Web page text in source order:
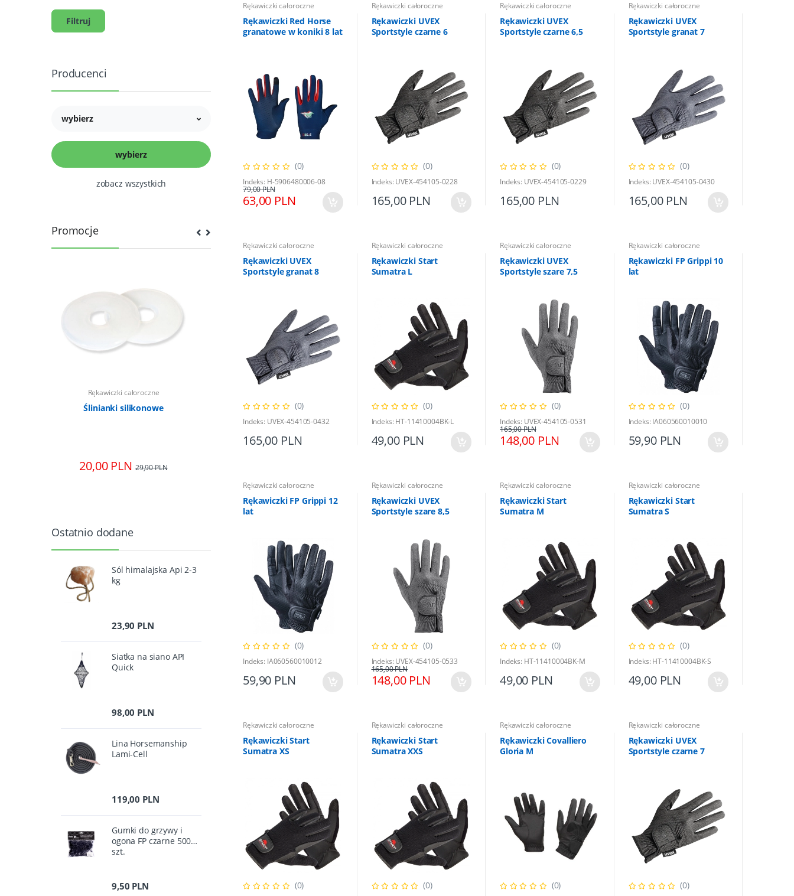
Filtruj
Producenci
wybierz
zobacz wszystkich
Promocje
Rękawiczki całoroczne
Ślinianki silikonowe
20,00 PLN 29,90 PLN
Rękawiczki UVEX Sportstyle szare
7,5
Rękawiczki całoroczne
Bryczesy Horze Grand Prix II
beżowe 36
Rękawiczki całoroczne
Moskitiera HKM Flamingo Cob
Ostatnio dodane
Sól himalajska Api 2-3
kg
23,90 PLN
Siatka na siano API
Quick
98,00 PLN
Lina Horsemanship
Lami-Cell
119,00 PLN
Gumki do grzywy i
ogona FP czarne 500
szt.
9,50 PLN
Rękawiczki całoroczne
Rękawiczki Red Horse
granatowe w koniki 8 lat
(0)
Indeks: H-5906480006-08
63,00 PLN
79,00 PLN
Rękawiczki całoroczne
Rękawiczki UVEX
Sportstyle czarne 6
(0)
Indeks: UVEX-454105-0228
165,00 PLN
Rękawiczki całoroczne
Rękawiczki UVEX
Sportstyle czarne 6,5
(0)
Indeks: UVEX-454105-0229
165,00 PLN
Rękawiczki całoroczne
Rękawiczki UVEX
Sportstyle granat 7
(0)
Indeks: UVEX-454105-0430
165,00 PLN
Rękawiczki całoroczne
Rękawiczki UVEX
Sportstyle granat 8
(0)
Indeks: UVEX-454105-0432
165,00 PLN
Rękawiczki całoroczne
Rękawiczki Start
Sumatra L
(0)
Indeks: HT-11410004BK-L
49,00 PLN
Rękawiczki całoroczne
Rękawiczki UVEX
Sportstyle szare 7,5
(0)
Indeks: UVEX-454105-0531
148,00 PLN
165,00 PLN
Rękawiczki całoroczne
Rękawiczki FP Grippi 10
lat
(0)
Indeks: IA060560010010
59,90 PLN
Rękawiczki całoroczne
Rękawiczki FP Grippi 12
lat
(0)
Indeks: IA060560010012
59,90 PLN
Rękawiczki całoroczne
Rękawiczki UVEX
Sportstyle szare 8,5
(0)
Indeks: UVEX-454105-0533
148,00 PLN
165,00 PLN
Rękawiczki całoroczne
Rękawiczki Start
Sumatra M
(0)
Indeks: HT-11410004BK-M
49,00 PLN
Rękawiczki całoroczne
Rękawiczki Start
Sumatra S
(0)
Indeks: HT-11410004BK-S
49,00 PLN
Rękawiczki całoroczne
Rękawiczki Start
Sumatra XS
(0)
Rękawiczki całoroczne
Rękawiczki Start
Sumatra XXS
(0)
Rękawiczki całoroczne
Rękawiczki Covalliero
Gloria M
(0)
Rękawiczki całoroczne
Rękawiczki UVEX
Sportstyle czarne 7
(0)